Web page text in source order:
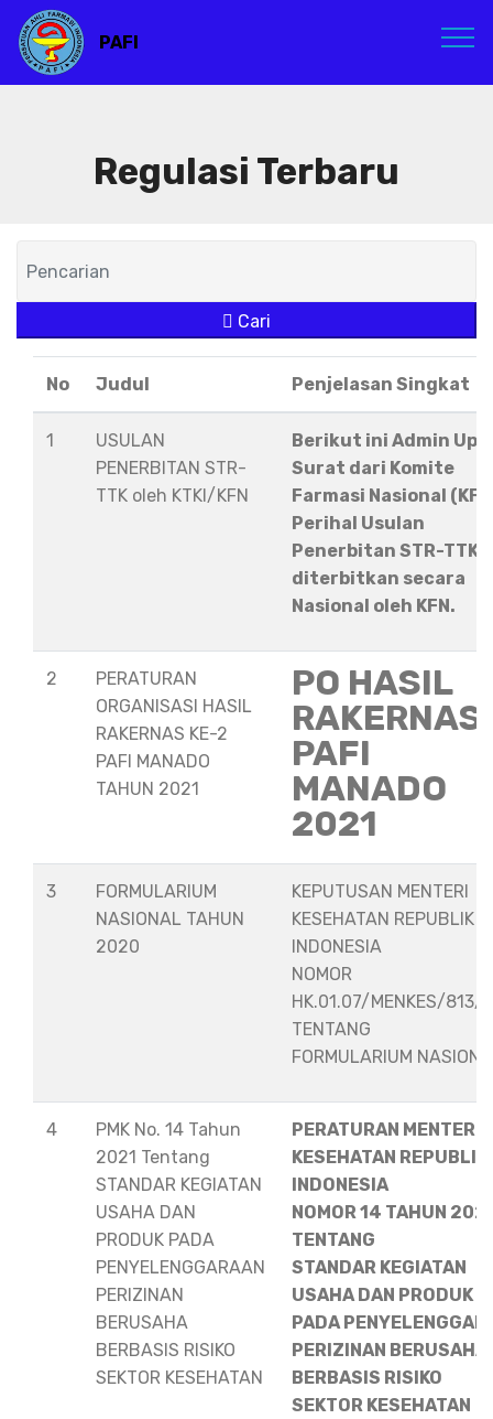
PAFI
Regulasi Terbaru
Cari
No Judul Penjelasan Singkat
1
USULAN
PENERBITAN STR-
TTK oleh KTKI/KFN
Berikut ini Admin
Surat dari Komite
Farmasi Nasional
Perihal Usulan
Penerbitan STR-TTK
diterbitkan secara
Nasional oleh KFN.
2
PERATURAN
ORGANISASI HASIL
RAKERNAS KE-2
PAFI MANADO
TAHUN 2021
PO HASIL
RAKERNAS
PAFI
MANADO
2021
3
FORMULARIUM
NASIONAL TAHUN
2020
KEPUTUSAN MENTERI
KESEHATAN REPUBLIK
INDONESIA
NOMOR
HK.01.07/MENKES/813/
TENTANG
FORMULARIUM
4
PMK No. 14 Tahun
2021 Tentang
STANDAR KEGIATAN
USAHA DAN
PRODUK PADA
PENYELENGGARAAN
PERIZINAN
BERUSAHA
BERBASIS RISIKO
SEKTOR KESEHATAN
PERATURAN MENTERI
KESEHATAN REPUBLIK
INDONESIA
NOMOR 14 TAHUN
TENTANG
STANDAR KEGIATAN
USAHA DAN PRODUK
PADA
PERIZINAN BERUSAHA
BERBASIS RISIKO
SEKTOR KESEHATAN